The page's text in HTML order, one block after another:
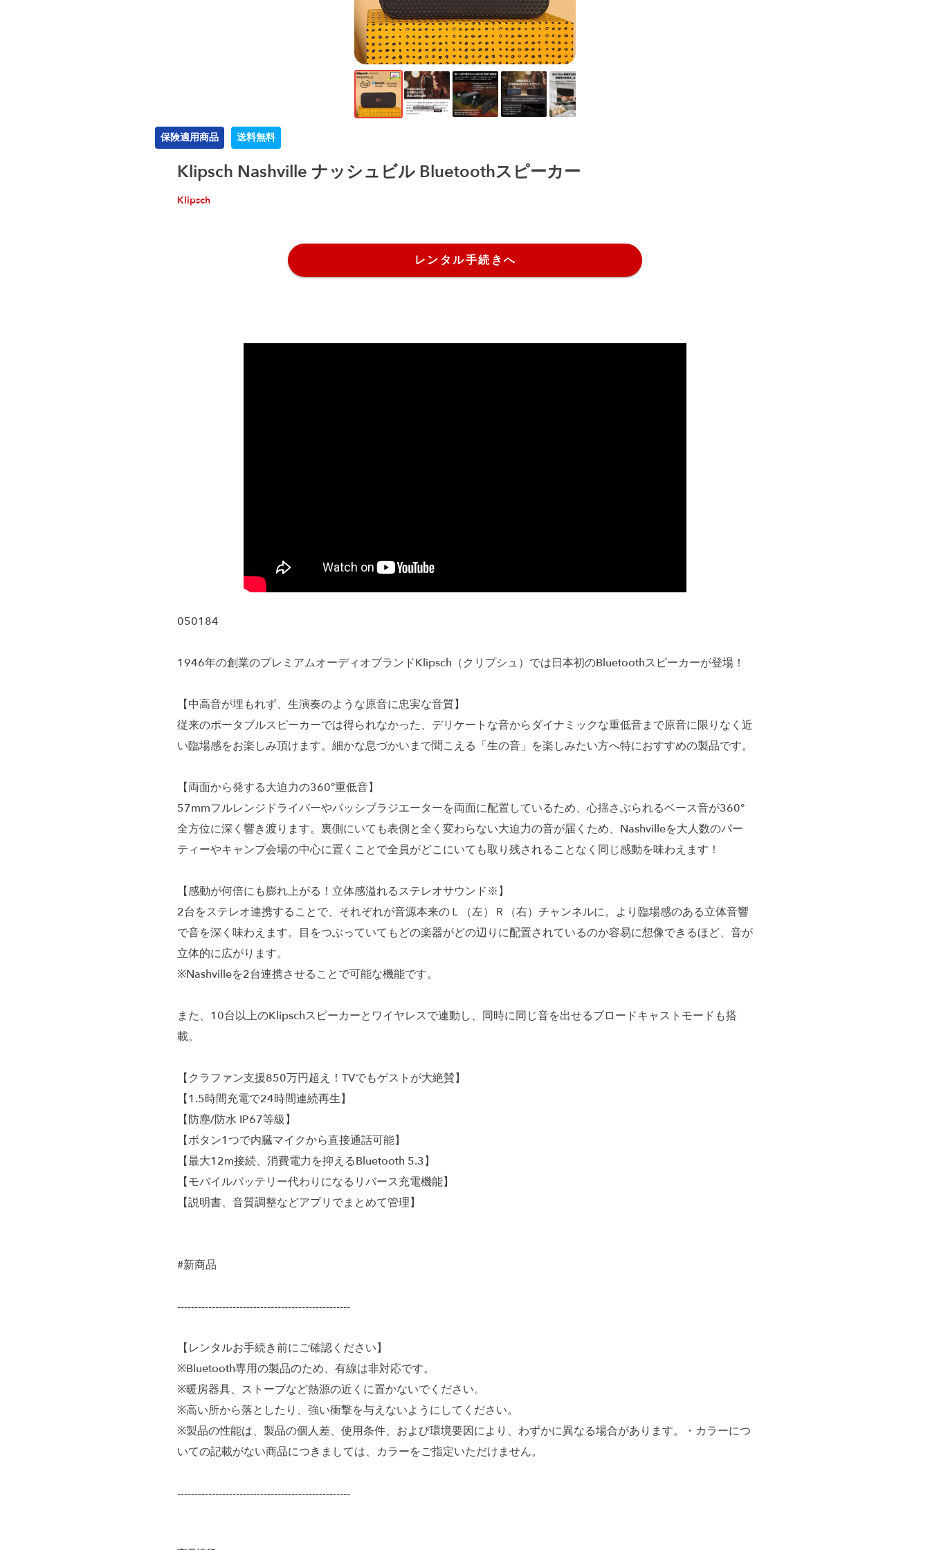
保険適用商品 送料無料
Klipsch Nashville ナッシュビル Bluetoothスピーカー
Klipsch
レンタル手続きへ
050184
1946年の創業のプレミアムオーディオブランドKlipsch（クリプシュ）では日本初のBluetoothスピーカーが登場！
【中高音が埋もれず、生演奏のような原音に忠実な音質】
従来のポータブルスピーカーでは得られなかった、デリケートな音からダイナミックな重低音まで原音に限りなく近
い臨場感をお楽しみ頂けます。細かな息づかいまで聞こえる「生の音」を楽しみたい方へ特におすすめの製品です。
【両面から発する大迫力の360°重低音】
57mmフルレンジドライバーやパッシブラジエーターを両面に配置しているため、心揺さぶられるベース音が360°
全方位に深く響き渡ります。裏側にいても表側と全く変わらない大迫力の音が届くため、Nashvilleを大人数のパー
ティーやキャンプ会場の中心に置くことで全員がどこにいても取り残されることなく同じ感動を味わえます！
【感動が何倍にも膨れ上がる！立体感溢れるステレオサウンド※】
2台をステレオ連携することで、それぞれが音源本来のＬ（左）Ｒ（右）チャンネルに。より臨場感のある立体音響
で音を深く味わえます。目をつぶっていてもどの楽器がどの辺りに配置されているのか容易に想像できるほど、音が
立体的に広がります。
※Nashvilleを2台連携させることで可能な機能です。
また、10台以上のKlipschスピーカーとワイヤレスで連動し、同時に同じ音を出せるブロードキャストモードも搭
載。
【クラファン支援850万円超え！TVでもゲストが大絶賛】
【1.5時間充電で24時間連続再生】
【防塵/防水 IP67等級】
【ボタン1つで内臓マイクから直接通話可能】
【最大12m接続、消費電力を抑えるBluetooth 5.3】
【モバイルバッテリー代わりになるリバース充電機能】
【説明書、音質調整などアプリでまとめて管理】
#新商品
--------------------------------------------------
【レンタルお手続き前にご確認ください】
※Bluetooth専用の製品のため、有線は非対応です。
※暖房器具、ストーブなど熱源の近くに置かないでください。
※高い所から落としたり、強い衝撃を与えないようにしてください。
※製品の性能は、製品の個人差、使用条件、および環境要因により、わずかに異なる場合があります。・カラーにつ
いての記載がない商品につきましては、カラーをご指定いただけません。
--------------------------------------------------